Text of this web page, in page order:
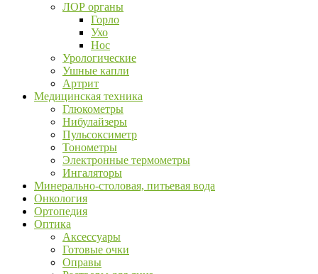
ЛОР органы
Горло
Ухо
Нос
Урологические
Ушные капли
Артрит
Медицинская техника
Глюкометры
Нибулайзеры
Пульсоксиметр
Тонометры
Электронные термометры
Ингаляторы
Минерально-столовая, питьевая вода
Онкология
Ортопедия
Оптика
Аксессуары
Готовые очки
Оправы